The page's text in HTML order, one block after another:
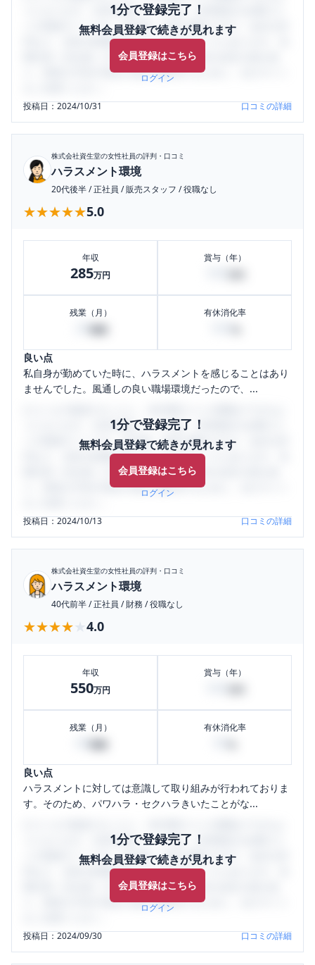
1分で登録完了！
無料会員登録で続きが見れます
会員登録はこちら
ログイン
うになります。SHEHUB(シーハブ)は、女性限定の企業口コ
ミの投稿サイトです。給与面・女性の働きやすさ・会社の評
判など、女性の転職は気にすべき点がたくさんあります。先
輩社員（元社員）の口コミを通して、本当の会社の姿を知
り、将来の不安や現在の悩みを解消するために、ぜひサイト
投稿日：2024/10/31 口コミの詳細
株式会社資生堂の女性社員の評判・口コミ
ハラスメント環境
20代後半/正社員 /販売スタッフ /役職なし
★★★★★
★★★★★5.0
年収
285万円
賞与（年）
残業（月） 有休消化率
良い点
私自身が勤めていた時に、ハラスメントを感じることはあり
ませんでした。風通しの良い職場環境だったので、...
1分で登録完了！
無料会員登録で続きが見れます
会員登録はこちら
ログイン
うになります。SHEHUB(シーハブ)は、女性限定の企業口コ
ミの投稿サイトです。給与面・女性の働きやすさ・会社の評
判など、女性の転職は気にすべき点がたくさんあります。先
輩社員（元社員）の口コミを通して、本当の会社の姿を知
り、将来の不安や現在の悩みを解消するために、ぜひサイト
投稿日：2024/10/13 口コミの詳細
株式会社資生堂の女性社員の評判・口コミ
ハラスメント環境
40代前半/正社員 /財務 /役職なし
★★★★★
★★★★★ 4.0
年収
550万円
賞与（年）
残業（月） 有休消化率
良い点
ハラスメントに対しては意識して取り組みが行われておりま
す。そのため、パワハラ・セクハラきいたことがな...
1分で登録完了！
無料会員登録で続きが見れます
会員登録はこちら
ログイン
うになります。SHEHUB(シーハブ)は、女性限定の企業口コ
ミの投稿サイトです。給与面・女性の働きやすさ・会社の評
判など、女性の転職は気にすべき点がたくさんあります。先
輩社員（元社員）の口コミを通して、本当の会社の姿を知
り、将来の不安や現在の悩みを解消するために、ぜひサイト
投稿日：2024/09/30 口コミの詳細